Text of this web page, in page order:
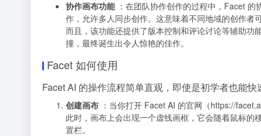
协作画布功能：在团队协作创作的过程中，Facet 的
作，允许多人同步创作。这意味着不同地域的创作者
而且，该功能还提供了版本控制和评论讨论等辅助功
撞，最终诞生出令人惊艳的佳作。
Facet 如何使用
Facet AI 的操作流程简单直观，即使是初学者也能快
创建画布 ：当你打开 Facet AI 的官网（https://
此时，画布上会出现一个虚线画框，它会随着鼠标
置栏。